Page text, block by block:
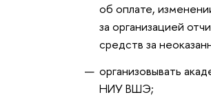
об оплате,
за организацией
средств за
организовывать
НИУ ВШЭ;